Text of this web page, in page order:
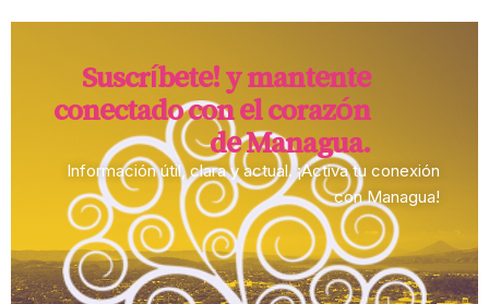
Suscríbete! y mantente
conectado con el corazón
de Managua.​
Información útil, clara y actual. ¡Activa tu conexión
con Managua!